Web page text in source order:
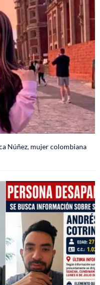
Núñez, mujer colombiana